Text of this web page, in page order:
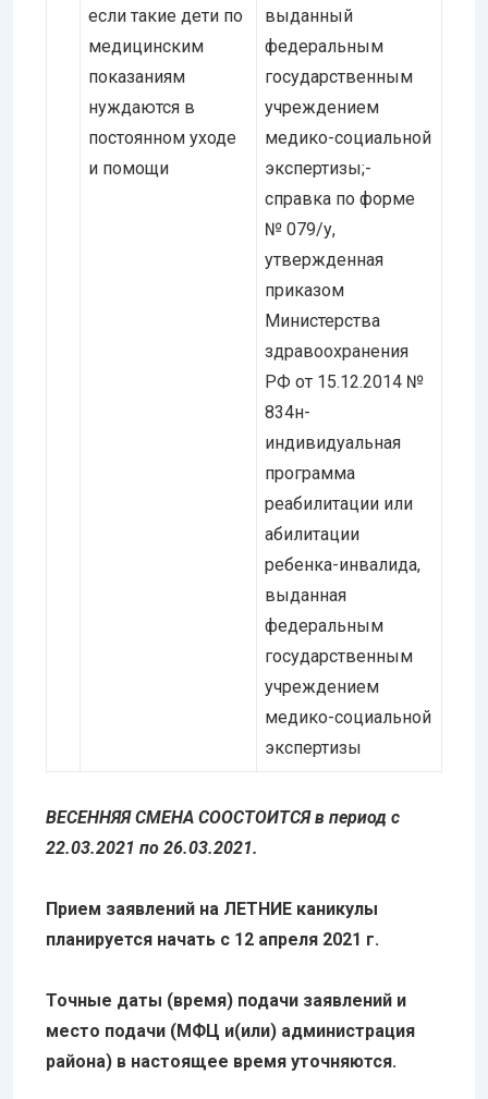
если такие дети по
медицинским
показаниям
нуждаются в
постоянном уходе
и помощи
выданный
федеральным
государственным
учреждением
медико-социальной
экспертизы;-
справка по форме
№ 079/у,
утвержденная
приказом
Министерства
здравоохранения
РФ от 15.12.2014 №
834н-
индивидуальная
программа
реабилитации или
абилитации
ребенка-инвалида,
выданная
федеральным
государственным
учреждением
медико-социальной
экспертизы
ВЕСЕННЯЯ СМЕНА СООСТОИТСЯ в период с
22.03.2021 по 26.03.2021.
Прием заявлений на ЛЕТНИЕ каникулы
планируется начать с 12 апреля 2021 г.
Точные даты (время) подачи заявлений и
место подачи (МФЦ и(или) администрация
района) в настоящее время уточняются.